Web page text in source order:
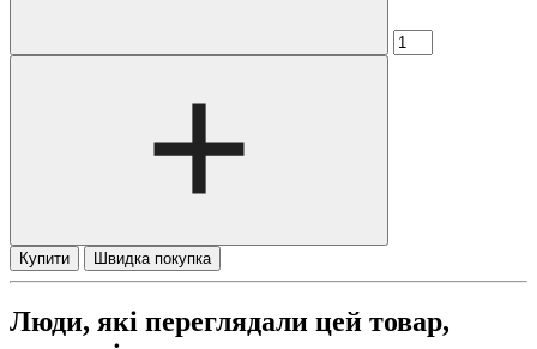
Купити Швидка покупка
Люди, які переглядали цей товар,